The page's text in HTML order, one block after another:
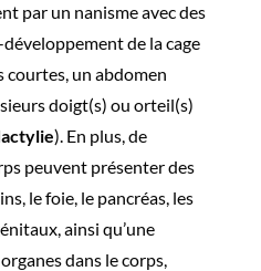
par un nanisme avec des
de la cage
courtes, un abdomen
doigt(s) ou orteil(s)
). En plus, de
peuvent présenter des
le foie, le pancréas, les
ainsi qu’une
dans le corps,